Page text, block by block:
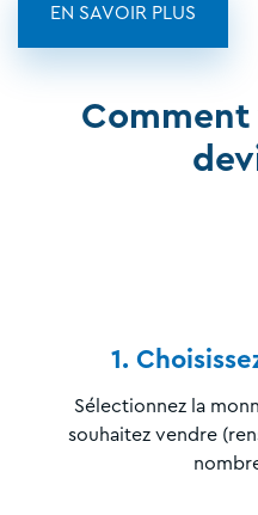
EN SAVOIR PLUS
Comment
1.
Sélectionnez la
souhaitez vendre